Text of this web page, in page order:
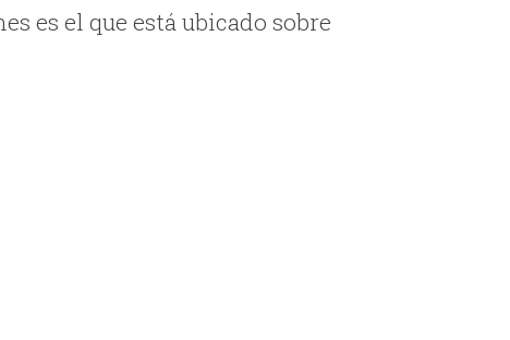
es el que está ubicado sobre